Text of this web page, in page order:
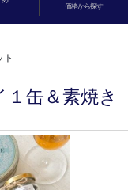
価格から探す
ト
缶＆素焼き